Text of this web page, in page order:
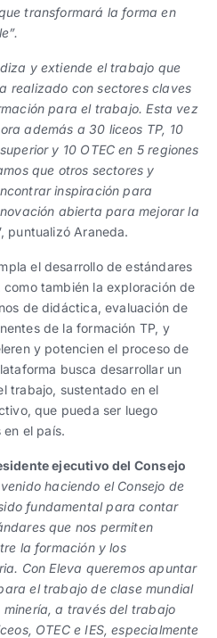
transformará la forma en
y extiende el trabajo que
realizado con sectores claves
para el trabajo. Esta vez
además a 30 liceos TP, 10
y 10 OTEC en 5 regiones
que otros sectores y
inspiración para
abierta para mejorar la
puntualizó Araneda.
el desarrollo de estándares
también la exploración de
de didáctica, evaluación de
de la formación TP, y
y potencien el proceso de
busca desarrollar un
trabajo, sustentado en el
que pueda ser luego
el país.
ejecutivo del Consejo
haciendo el Consejo de
fundamental para contar
que nos permiten
la formación y los
Con Eleva queremos apuntar
el trabajo de clase mundial
a través del trabajo
OTEC e IES, especialmente